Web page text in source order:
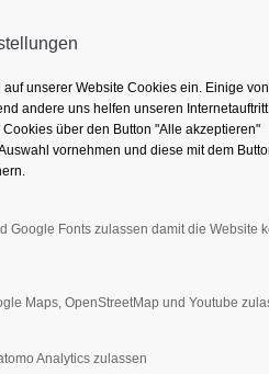
Übernachten Für Ihre
auf unserer Website Cookies ein. Einige von
andere uns helfen unseren
über den Button "Alle akzeptieren"
vornehmen und diese mit dem
Google Fonts zulassen damit die Website
Maps, OpenStreetMap und Youtube
Analytics zulassen